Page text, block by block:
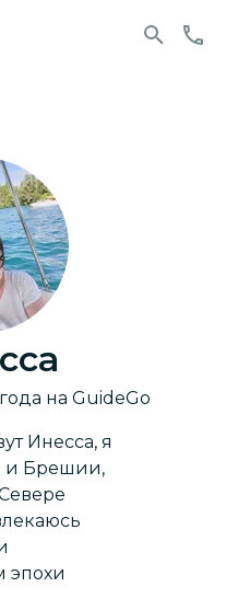
года на GuideGo
Инесса, я
и Брешии,
эпохи